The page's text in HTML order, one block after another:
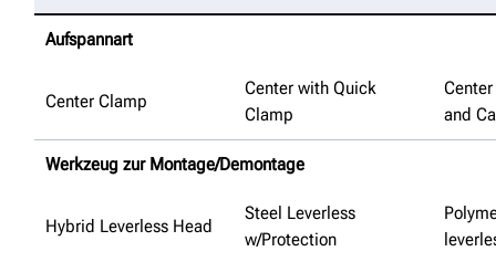
Aufspannart
Center Clamp
Center with Quick
Clamp
and
Werkzeug zur Montage/Demontage
Hybrid Leverless Head
Steel Leverless
w/Protection